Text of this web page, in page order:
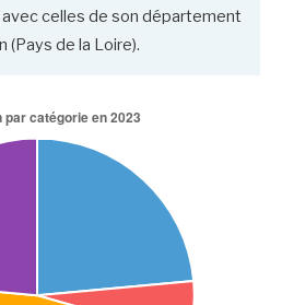
celles de son département
(Pays de la Loire).